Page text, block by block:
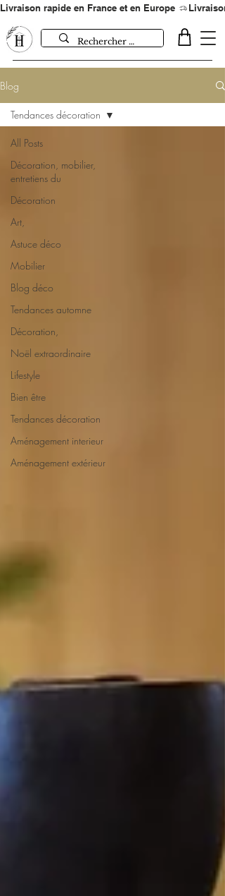
Livraison rapide en France et en Europe
Blog
All Posts
Décoration, mobilier,
entretiens du
Décoration
Art,
Astuce déco
Mobilier
Blog déco
Tendances automne
Décoration,
Noël extraordinaire
Lifestyle
Bien être
Tendances décoration
Aménagement interieur
Aménagement extérieur
Tendances décoration